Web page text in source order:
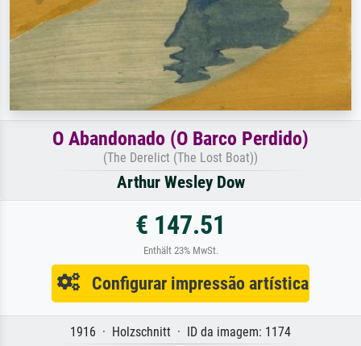
O Abandonado (O Barco Perdido)
(The Derelict (The Lost Boat))
Arthur Wesley Dow
€ 147.51
Enthält 23% MwSt.
Configurar impressão artística
1916 · Holzschnitt · ID da imagem: 1174